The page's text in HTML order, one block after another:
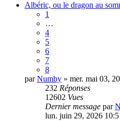
Albéric, ou le dragon au
1
…
4
5
6
7
8
parNumby » mer. mai 03,
232 Réponses
12602 Vues
Dernier message par
lun. juin 29, 2026